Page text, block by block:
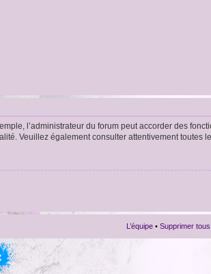
l’administrateur du forum peut accorder des
Veuillez également consulter attentivement toutes
L’équipe • Supprimer